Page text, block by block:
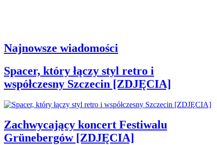
Najnowsze wiadomości
Spacer, który łączy styl retro i
współczesny Szczecin [ZDJĘCIA]
Zachwycający koncert Festiwalu
Grünebergów [ZDJĘCIA]